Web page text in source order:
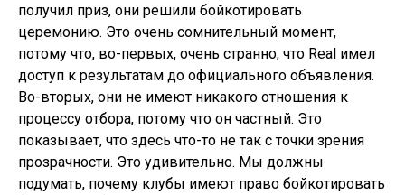
получил приз, они решили бойкотировать
церемонию. Это очень сомнительный момент,
потому что, во-первых, очень странно, что Real имел
доступ к результатам до официального объявления.
Во-вторых, они не имеют никакого отношения к
процессу отбора, потому что он частный. Это
показывает, что здесь что-то не так с точки зрения
прозрачности. Это удивительно. Мы должны
подумать, почему клубы имеют право бойкотировать